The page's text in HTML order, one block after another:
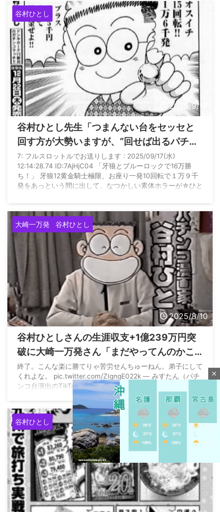
ヤバイ！ポップ感がゼロです。 海モードと沖縄モードはギ
リ合格です。美ら海の海底はもっともっとサンゴ礁など美し
く、沖縄の海底をいまのCG技術で再現して ...
谷村ひとし
2025/9/19
谷村ひとし先生「つまんない台をセッセと
回す方が大勢いますが、“回せば出るパチン
コ”の時代はとっくに終わっています」
7: フルスロットルでお送りします : 2025/09/17(水)
12:14:28.74 ID:7AjHjC04 「牙狼とブルーロックで16万勝
ち！」 牙狼12黄金騎士極限、お座り一発10回転で１万９千
発をあっという間に出して、なつかしい素体ホラーが☆ひと
いています。SanseiR&Dの70の倍数狙いで打ち始めると、
早々にサンセイ柄や剣ブルもあってあっさり大当りです。オ
スイチ10回転で ...
大崎一万発 谷村ひとし
2025/8/10
谷村ひとしさんの生涯収支+1億239万円突
破に大崎一万発さん「まだやってんのかこ
の人w サザエさんみたく、お亡くなりにな
っても続くんだろうな」
終了。こんな楽に勝てりゃ苦労せんちゅーねん。弟子にして
くれよな。 pic.twitter.com/ZIgngE022k — みすたん（パチ
ンコ台演出のTikTok） (@misterwb) August 9, 2025
谷村ひとし
close
M
u
t